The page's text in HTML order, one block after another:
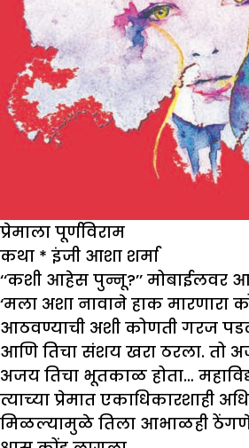
प्रेमाला पूर्णविराम
कथा * इंजी आशा शर्मा
‘‘कशी आहेस पुन्नू?’’ मोबाईलवर
‘मला अशा नावाने हाक मारणारा
आठवण्याची अशी कोणती गरज
आणि तिचा संशय खरा ठरला. तो
अजय तिचा भूतकाळ होता…
त्याच्या प्रेमात एकाधिकारशाही
मिळल्यामुळे तिला आभाळही ठेंगणे